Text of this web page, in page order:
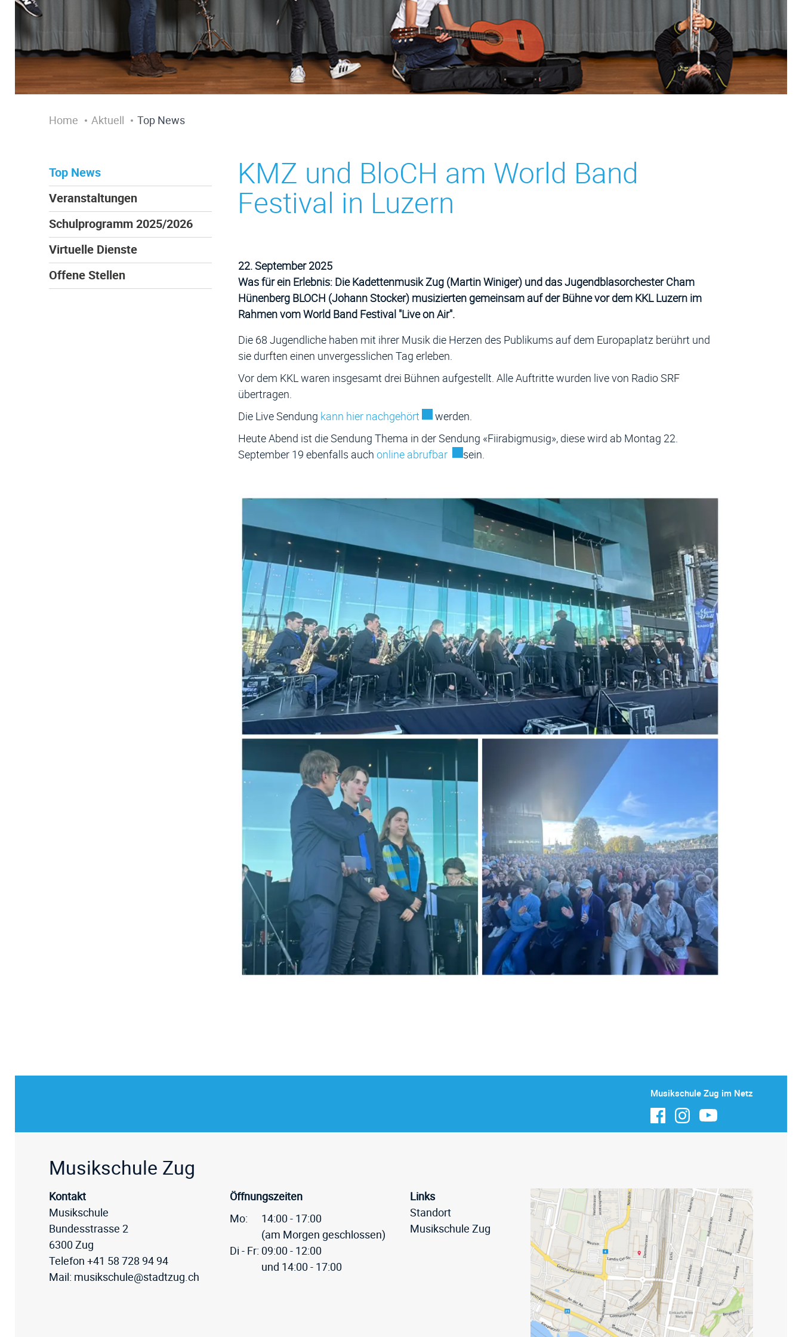
Home Aktuell Top News
Top News
Veranstaltungen
Schulprogramm 2025/2026
Virtuelle Dienste
Offene Stellen
KMZ und BloCH am World Band
Festival in Luzern
22. September 2025
Was für ein Erlebnis: Die Kadettenmusik Zug (Martin Winiger) und das Jugendblasorchester Cham
Hünenberg BLOCH (Johann Stocker) musizierten gemeinsam auf der Bühne vor dem KKL Luzern im
Rahmen vom World Band Festival "Live on Air".
Die 68 Jugendliche haben mit ihrer Musik die Herzen des Publikums auf dem Europaplatz berührt und
sie durften einen unvergesslichen Tag erleben.
Vor dem KKL waren insgesamt drei Bühnen aufgestellt. Alle Auftritte wurden live von Radio SRF
übertragen.
Die Live Sendung kann hier nachgehörtExterner Link wird in einem neuen Fenster geöffnet.
werden.
Heute Abend ist die Sendung Thema in der Sendung «Fiirabigmusig», diese wird ab Montag 22.
September 19 ebenfalls auch online abrufbar Externer Link wird in einem neuen Fenster geöffnet.
sein.
Musikschule Zug im Netz
Fusszeile
Musikschule Zug
Kontakt
Musikschule
Bundesstrasse 2
6300 Zug
Telefon +41 58 728 94 94
Mail: musikschule@stadtzug.ch
Öffnungszeiten
Mo:
14:00 - 17:00
(am Morgen geschlossen)
Di - Fr: 09:00 - 12:00
und 14:00 - 17:00
Links
Standort
Musikschule Zug